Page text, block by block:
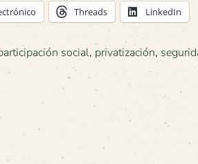
Threads LinkedIn
social, privatización,